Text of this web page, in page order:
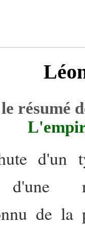
résumé
d'un
d'une
de la